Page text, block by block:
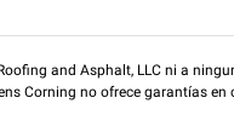
and Asphalt, LLC ni a
Corning no ofrece garantías